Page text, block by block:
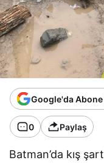
Google'da Abone
0 Paylaş
Batman’da kış